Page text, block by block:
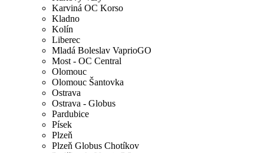
Karviná OC Korso
Kladno
Kolín
Liberec
Mladá Boleslav VaprioGO
Most - OC Central
Olomouc
Olomouc Šantovka
Ostrava
Ostrava - Globus
Pardubice
Písek
Plzeň
Plzeň Globus Chotíkov